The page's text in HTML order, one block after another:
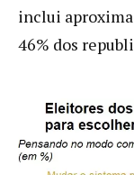
inclui
46% dos